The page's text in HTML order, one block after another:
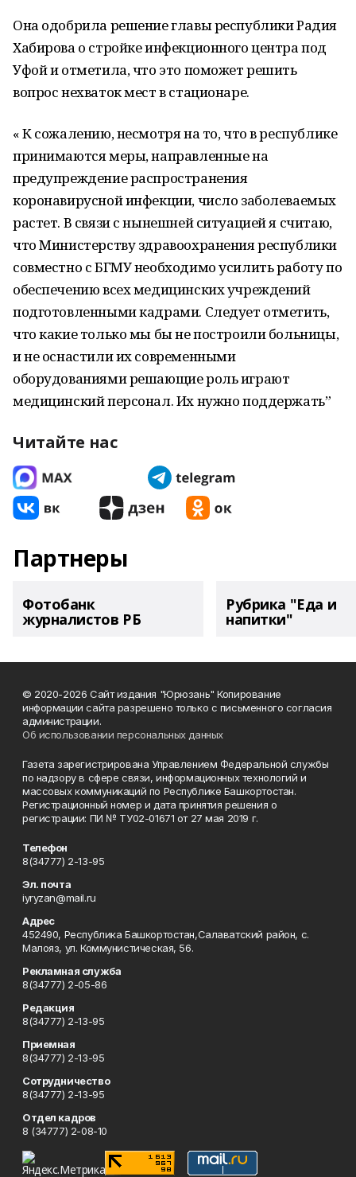
Она одобрила решение главы республики Радия
Хабирова о стройке инфекционного центра под
Уфой и отметила, что это поможет решить
вопрос нехваток мест в стационаре.
« К сожалению, несмотря на то, что в республике
принимаются меры, направленные на
предупреждение распространения
коронавирусной инфекции, число заболеваемых
растет. В связи с нынешней ситуацией я считаю,
что Министерству здравоохранения республики
совместно с БГМУ необходимо усилить работу по
обеспечению всех медицинских учреждений
подготовленными кадрами. Следует отметить,
что какие только мы бы не построили больницы,
и не оснастили их современными
оборудованиями решающие роль играют
медицинский персонал. Их нужно поддержать”
Читайте нас
Партнеры
Фотобанк
журналистов РБ
Рубрика "Еда и
напитки"
© 2020-2026 Сайт издания "Юрюзань" Копирование
информации сайта разрешено только с письменного согласия
администрации.
Об использовании персональных данных
Газета зарегистрирована Управлением Федеральной службы
по надзору в сфере связи, информационных технологий и
массовых коммуникаций по Республике Башкортостан.
Регистрационный номер и дата принятия решения о
регистрации: ПИ № ТУ02-01671 от 27 мая 2019 г.
Телефон
8(34777) 2-13-95
Эл. почта
iyryzan@mail.ru
Адрес
452490, Республика Башкортостан,Салаватский район, с.
Малояз, ул. Коммунистическая, 56.
Рекламная служба
8(34777) 2-05-86
Редакция
8(34777) 2-13-95
Приемная
8(34777) 2-13-95
Сотрудничество
8(34777) 2-13-95
Отдел кадров
8 (34777) 2-08-10